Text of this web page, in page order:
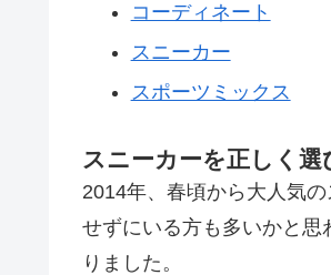
コーディネート
スニーカー
スポーツミックス
スニーカーを正しく
2014年、春頃から大人気
せずにいる方も多いかと
りました。